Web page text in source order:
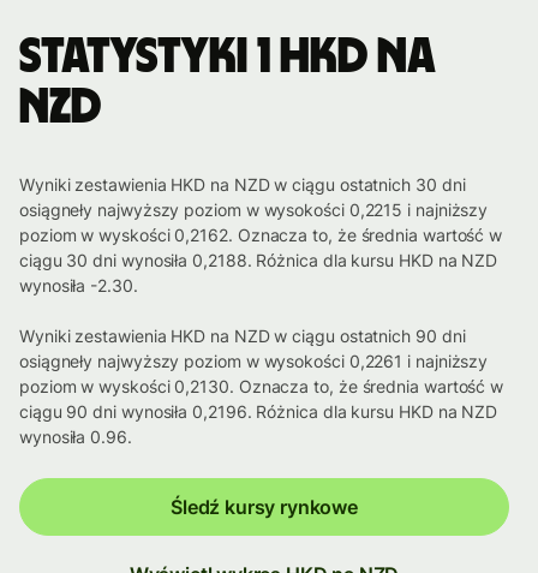
Statystyki 1 HKD na
NZD
Wyniki zestawienia HKD na NZD w ciągu ostatnich 30 dni
osiągneły najwyższy poziom w wysokości 0,2215 i najniższy
poziom w wyskości 0,2162. Oznacza to, że średnia wartość w
ciągu 30 dni wynosiła 0,2188. Różnica dla kursu HKD na NZD
wynosiła -2.30.
Wyniki zestawienia HKD na NZD w ciągu ostatnich 90 dni
osiągneły najwyższy poziom w wysokości 0,2261 i najniższy
poziom w wyskości 0,2130. Oznacza to, że średnia wartość w
ciągu 90 dni wynosiła 0,2196. Różnica dla kursu HKD na NZD
wynosiła 0.96.
Śledź kursy rynkowe